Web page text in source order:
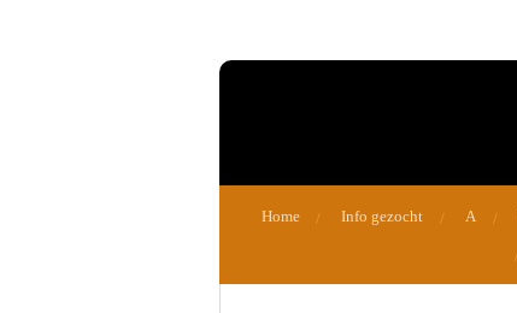
Home Info gezocht A